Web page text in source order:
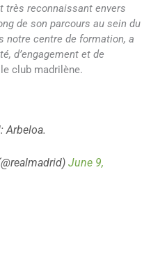
très reconnaissant envers
de son parcours au sein du
notre centre de formation, a
d’engagement et de
club madrilène.
Arbeloa.
June 9,